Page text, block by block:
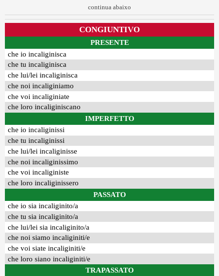
continua abaixo
CONGIUNTIVO
PRESENTE
che io incaliginisca
che tu incaliginisca
che lui/lei incaliginisca
che noi incaliginiamo
che voi incaliginiate
che loro incaliginiscano
IMPERFETTO
che io incaliginissi
che tu incaliginissi
che lui/lei incaliginisse
che noi incaliginissimo
che voi incaliginiste
che loro incaliginissero
PASSATO
che io sia incaliginito/a
che tu sia incaliginito/a
che lui/lei sia incaliginito/a
che noi siamo incaliginiti/e
che voi siate incaliginiti/e
che loro siano incaliginiti/e
TRAPASSATO